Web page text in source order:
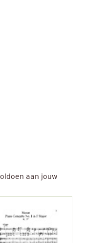
aan jouw